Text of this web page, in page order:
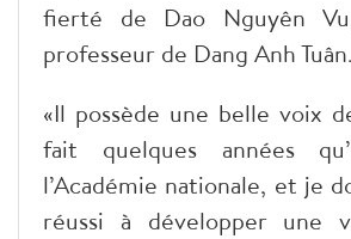
fierté de Dao Nguyên
professeur de Dang Anh
«Il possède une belle voix
fait quelques années
l’Académie nationale, et je
réussi à développer une